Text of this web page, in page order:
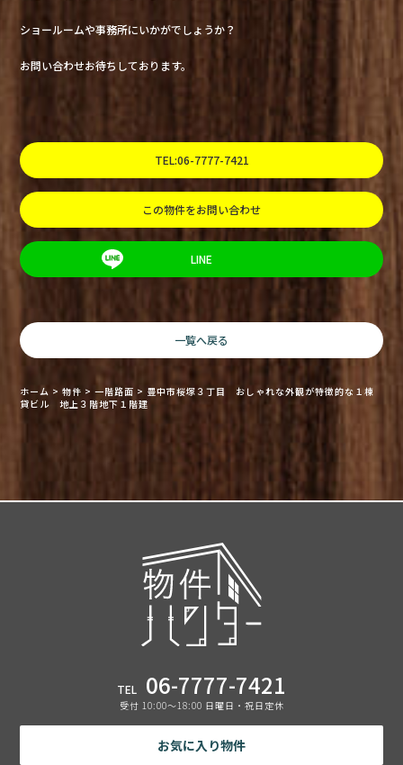
ショールームや事務所にいかがでしょうか？
お問い合わせお待ちしております。
TEL:06-7777-7421
この物件をお問い合わせ
LINE
一覧へ戻る
ホーム >物件 >一階路面 > 豊中市桜塚３丁目 おしゃれな外観が特徴的な１棟
貸ビル 地上３階地下１階建
TEL 06-7777-7421
受付 10:00〜18:00 日曜日・祝日定休
お気に入り物件